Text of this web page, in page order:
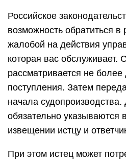
Российское
возможность обратиться в
жалобой на действия
которая вас обслуживает.
рассматривается не
поступления. Затем
начала
обязательно указываются
извещении истцу и
При этом истец может